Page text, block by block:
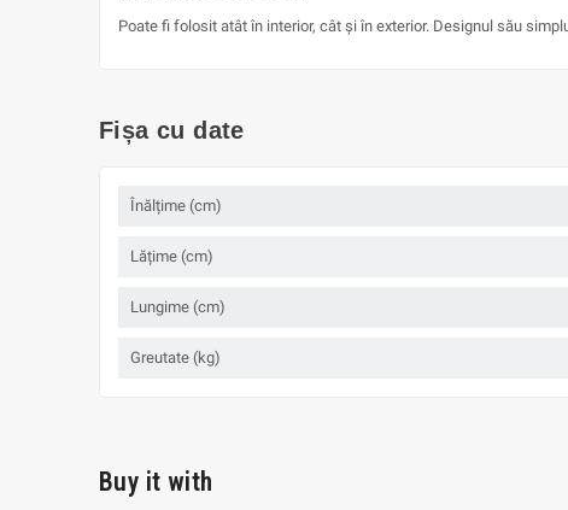
Poate fi folosit atât în interior, cât și în exterior. Designul său
Fișa cu date
Înălțime (cm)
Lățime (cm)
Lungime (cm)
Greutate (kg)
Buy it with